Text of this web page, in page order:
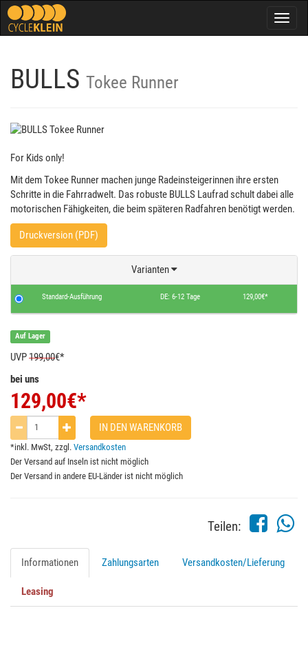
BULLS Tokee Runner
For Kids only!
Mit dem Tokee Runner machen junge Radeinsteigerinnen ihre ersten
Schritte in die Fahrradwelt. Das robuste BULLS Laufrad schult dabei alle
motorischen Fähigkeiten, die beim späteren Radfahren benötigt werden.
Druckversion (PDF)
Varianten
Standard-Ausführung DE: 6-12 Tage 129,00€*
Auf Lager
UVP199,00€*
bei uns
129,00€*
IN DEN WARENKORB
*inkl. MwSt, zzgl. Versandkosten
Der Versand auf Inseln ist nicht möglich
Der Versand in andere EU-Länder ist nicht möglich
Teilen:
Informationen Zahlungsarten Versandkosten/Lieferung
Leasing